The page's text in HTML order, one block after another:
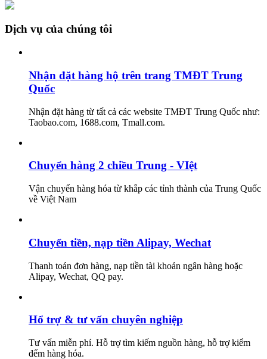
Dịch vụ của chúng tôi
Nhận đặt hàng hộ trên trang TMĐT Trung
Quốc
Nhận đặt hàng từ tất cả các website TMĐT Trung Quốc như:
Taobao.com, 1688.com, Tmall.com.
Chuyển hàng 2 chiều Trung - VIệt
Vận chuyển hàng hóa từ khắp các tỉnh thành của Trung Quốc
về Việt Nam
Chuyển tiền, nạp tiền Alipay, Wechat
Thanh toán đơn hàng, nạp tiền tài khoản ngân hàng hoặc
Alipay, Wechat, QQ pay.
Hổ trợ & tư vấn chuyên nghiệp
Tư vấn miễn phí. Hỗ trợ tìm kiếm nguồn hàng, hỗ trợ kiểm
đếm hàng hóa.